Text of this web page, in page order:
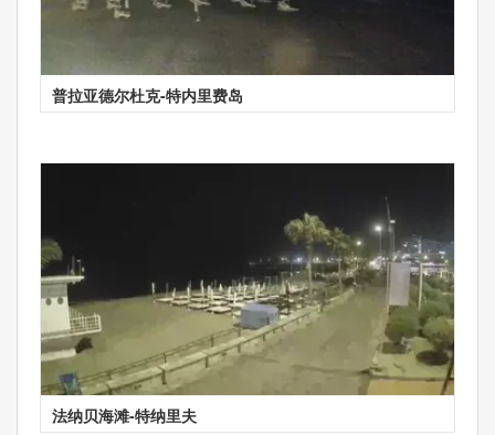
普拉亚德尔杜克-特内里费岛
法纳贝海滩-特纳里夫